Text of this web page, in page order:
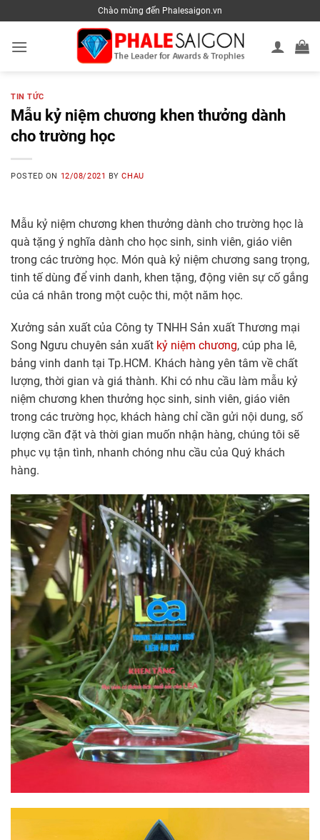
to
content
Chào mừng đến Phalesaigon.vn
TIN TỨC
Mẫu kỷ niệm chương khen thưởng dành
cho trường học
POSTED ON 12/08/2021 BYCHAU
Mẫu kỷ niệm chương khen thưởng dành cho trường học là
quà tặng ý nghĩa dành cho học sinh, sinh viên, giáo viên
trong các trường học. Món quà kỷ niệm chương sang trọng,
tinh tế dùng để vinh danh, khen tặng, động viên sự cố gắng
của cá nhân trong một cuộc thi, một năm học.
Xưởng sản xuất của Công ty TNHH Sản xuất Thương mại
Song Ngưu chuyên sản xuất kỷ niệm chương, cúp pha lê,
bảng vinh danh tại Tp.HCM. Khách hàng yên tâm về chất
lượng, thời gian và giá thành. Khi có nhu cầu làm mẫu kỷ
niệm chương khen thưởng học sinh, sinh viên, giáo viên
trong các trường học, khách hàng chỉ cần gửi nội dung, số
lượng cần đặt và thời gian muốn nhận hàng, chúng tôi sẽ
phục vụ tận tình, nhanh chóng nhu cầu của Quý khách
hàng.